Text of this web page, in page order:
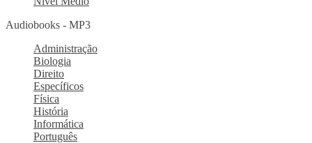
Audiobooks - MP3
Administração
Biologia
Direito
Específicos
Física
História
Informática
Português